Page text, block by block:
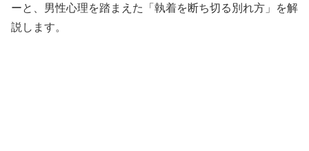
ーと、男性心理を踏まえた「執着を断ち切る別れ方」を解
説します。